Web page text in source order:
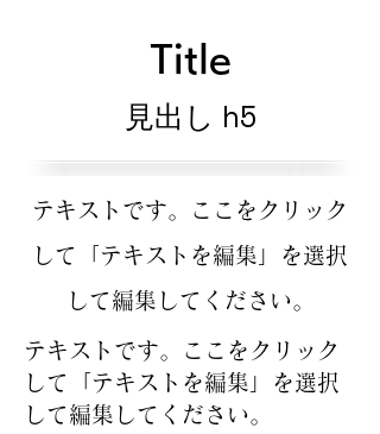
Title
見出し h5
テキストです。ここをクリック
して「テキストを編集」を選択
して編集してください。
テキストです。ここをクリック
して「テキストを編集」を選択
して編集してください。